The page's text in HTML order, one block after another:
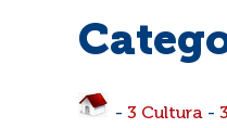
- 3 Cultura -